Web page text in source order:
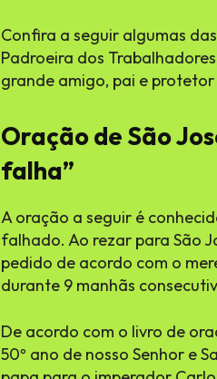
Confira a seguir algumas
Padroeira dos
grande amigo, pai e protetor
Oração de São
falha”
A oração a seguir é
falhado. Ao rezar para São
pedido de acordo com o
durante 9 manhãs
De acordo com o livro de
50º ano de nosso Senhor e